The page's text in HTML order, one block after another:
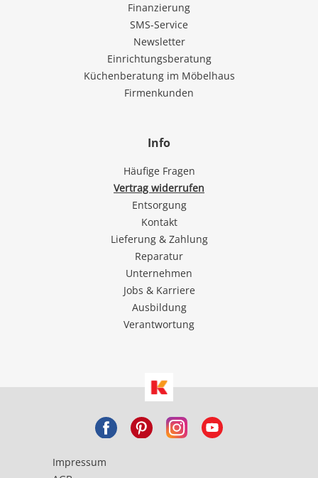
Finanzierung
SMS-Service
Newsletter
Einrichtungsberatung
Küchenberatung im Möbelhaus
Firmenkunden
Info
Häufige Fragen
Vertrag widerrufen
Entsorgung
Kontakt
Lieferung & Zahlung
Reparatur
Unternehmen
Jobs & Karriere
Ausbildung
Verantwortung
Impressum